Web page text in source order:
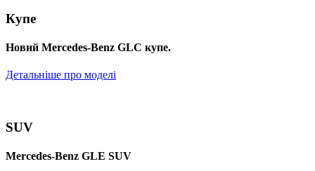
Купе
Новий Mercedes-Benz GLС купе.
Детальніше про моделі
SUV
Mercedes-Benz GLE SUV